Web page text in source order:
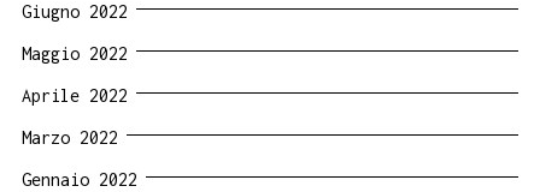
Giugno 2022
Maggio 2022
Aprile 2022
Marzo 2022
Gennaio 2022